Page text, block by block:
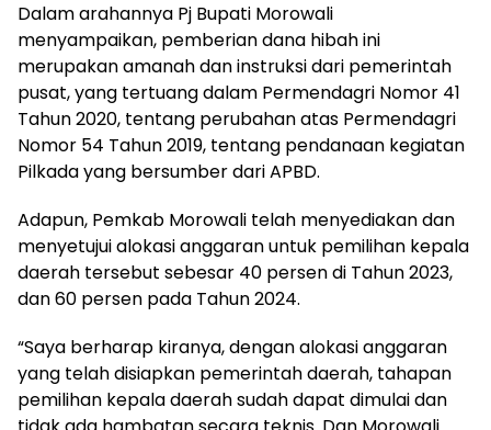
Dalam arahannya Pj Bupati Morowali
menyampaikan, pemberian dana hibah ini
merupakan amanah dan instruksi dari pemerintah
pusat, yang tertuang dalam Permendagri Nomor 41
Tahun 2020, tentang perubahan atas Permendagri
Nomor 54 Tahun 2019, tentang pendanaan kegiatan
Pilkada yang bersumber dari APBD.
Adapun, Pemkab Morowali telah menyediakan dan
menyetujui alokasi anggaran untuk pemilihan kepala
daerah tersebut sebesar 40 persen di Tahun 2023,
dan 60 persen pada Tahun 2024.
“Saya berharap kiranya, dengan alokasi anggaran
yang telah disiapkan pemerintah daerah, tahapan
pemilihan kepala daerah sudah dapat dimulai dan